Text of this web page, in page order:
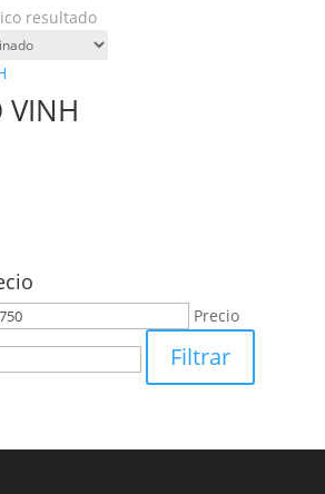
resultado
VINH
Precio
Filtrar